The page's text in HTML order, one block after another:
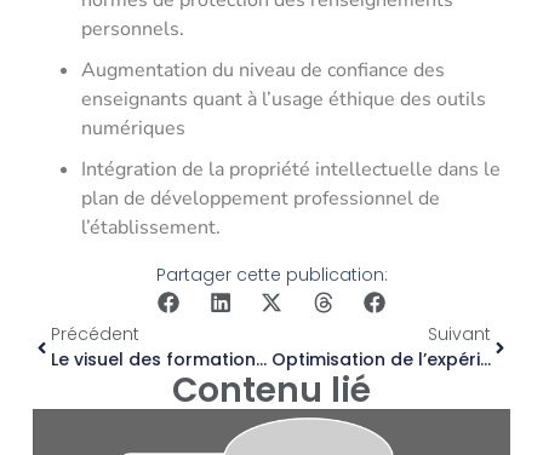
personnels.
Augmentation du niveau de confiance des
enseignants quant à l’usage éthique des outils
numériques
Intégration de la propriété intellectuelle dans le
plan de développement professionnel de
l’établissement.
Partager cette publication:
Précédent
Le visuel des formations en ligne
Suivant
Optimisation de l’expérience utilisateur pour la formation en ligne d’un établissement postsecondaire
Contenu lié